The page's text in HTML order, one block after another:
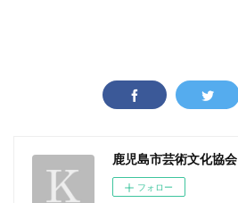
鹿児島市芸術文化協会
フォロー